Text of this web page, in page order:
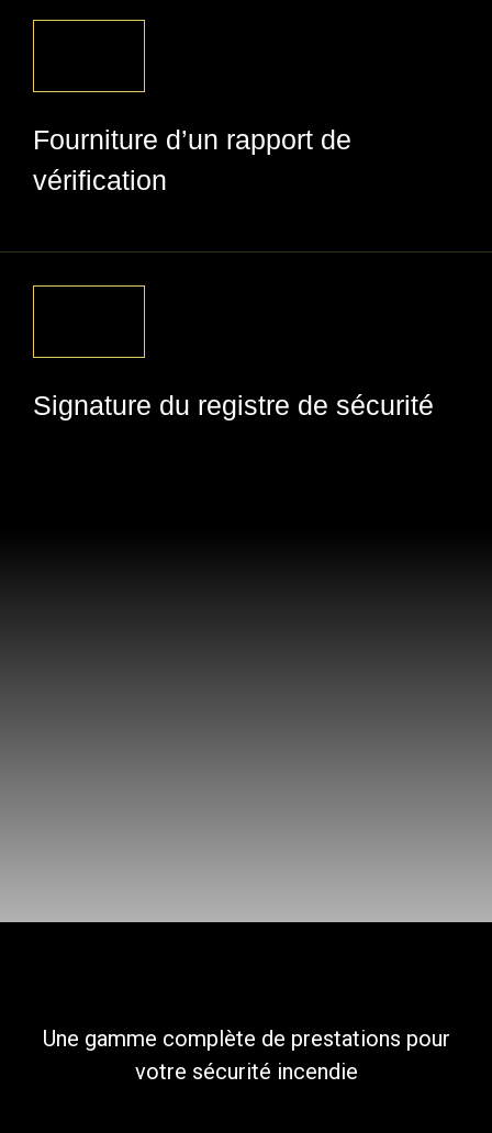
Fourniture d’un rapport de
vérification
Signature du registre de sécurité
Une gamme complète de prestations pour
votre sécurité incendie